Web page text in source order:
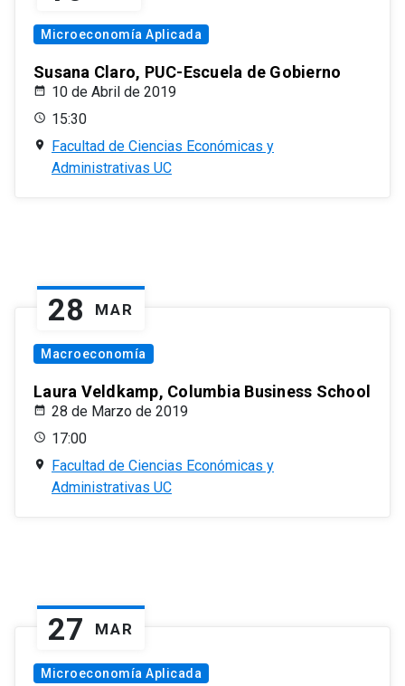
Microeconomía Aplicada
Susana Claro, PUC-Escuela de Gobierno
10 de Abril de 2019
15:30
Facultad de Ciencias Económicas y
Administrativas UC
28 MAR
Macroeconomía
Laura Veldkamp, Columbia Business School
28 de Marzo de 2019
17:00
Facultad de Ciencias Económicas y
Administrativas UC
27 MAR
Microeconomía Aplicada